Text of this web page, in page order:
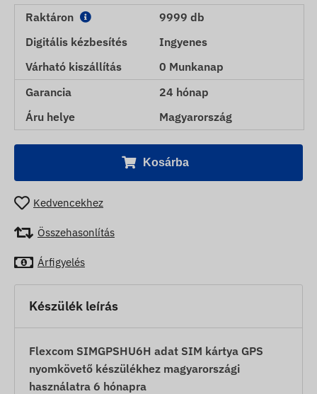
Raktáron
9999 db
Digitális kézbesítés
Ingyenes
Várható kiszállítás
0 Munkanap
Garancia
24 hónap
Áru helye
Magyarország
Kosárba
Kedvencekhez
Összehasonlítás
Árfigyelés
Készülék leírás
Flexcom SIMGPSHU6H adat SIM kártya GPS
nyomkövető készülékhez magyarországi
használatra 6 hónapra